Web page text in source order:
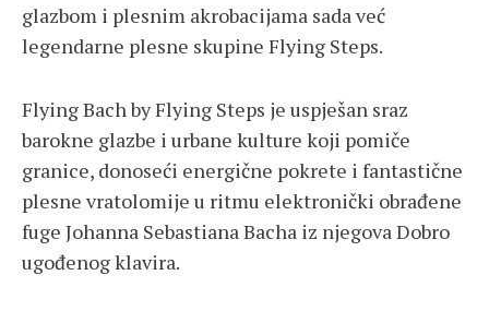
glazbom i plesnim akrobacijama sada već
legendarne plesne skupine Flying Steps.
Flying Bach by Flying Steps je uspješan sraz
barokne glazbe i urbane kulture koji pomiče
granice, donoseći energične pokrete i fantastične
plesne vratolomije u ritmu elektronički obrađene
fuge Johanna Sebastiana Bacha iz njegova Dobro
ugođenog klavira.